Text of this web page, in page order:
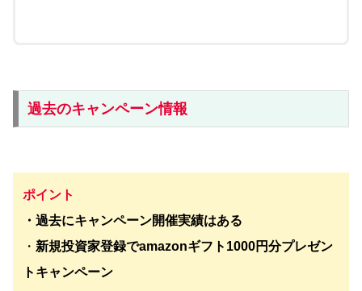
過去のキャンペーン情報
ポイント
・過去にキャンペーン開催実績はある
・ 新規投資家登録でamazonギフト1000円分プレゼン
トキャンペーン